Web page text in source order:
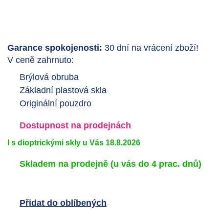
Garance spokojenosti: 30 dní na vrácení zboží!
V ceně zahrnuto:
Brýlová obruba
Základní plastová skla
Originální pouzdro
Dostupnost na prodejnách
I s dioptrickými skly u Vás 18.8.2026
Skladem na prodejně (u vás do 4 prac. dnů)
Přidat do oblíbených